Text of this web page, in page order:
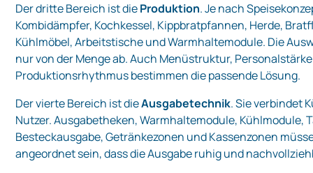
Der dritte Bereich ist dieProduktion. Je nach
Kombidämpfer, Kochkessel, Kippbratpfannen, Herde,
Kühlmöbel, Arbeitstische und Warmhaltemodule. Die
nur von der Menge ab. Auch Menüstruktur,
Produktionsrhythmus bestimmen die passende Lösung.
Der vierte Bereich ist dieAusgabetechnik. Sie verbindet
Nutzer. Ausgabetheken, Warmhaltemodule, Kühlmodule,
Besteckausgabe, Getränkezonen und Kassenzonen
angeordnet sein, dass die Ausgabe ruhig und